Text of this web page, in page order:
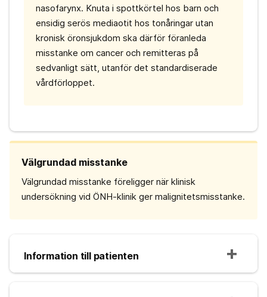
nasofarynx. Knuta i spottkörtel hos barn och
ensidig serös mediaotit hos tonåringar utan
kronisk öronsjukdom ska därför föranleda
misstanke om cancer och remitteras på
sedvanligt sätt, utanför det standardiserade
vårdförloppet.
Välgrundad misstanke
Välgrundad misstanke föreligger när klinisk
undersökning vid ÖNH-klinik ger malignitetsmisstanke.
Information till patienten